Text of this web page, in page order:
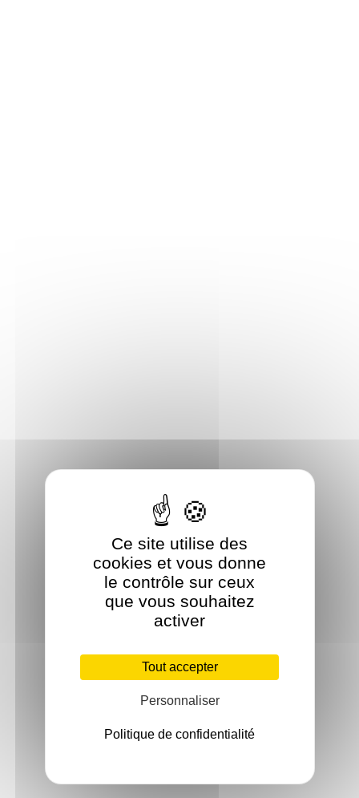
Ce site utilise des
cookies et vous donne
le contrôle sur ceux
que vous souhaitez
activer
Tout accepter
Personnaliser
Politique de confidentialité